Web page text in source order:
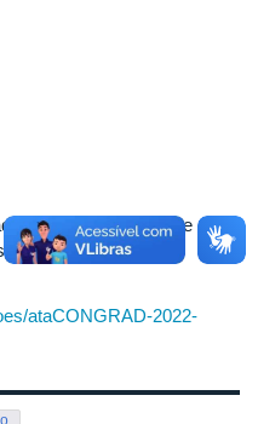
da Universidade
providências.
ataCONGRAD-2022-